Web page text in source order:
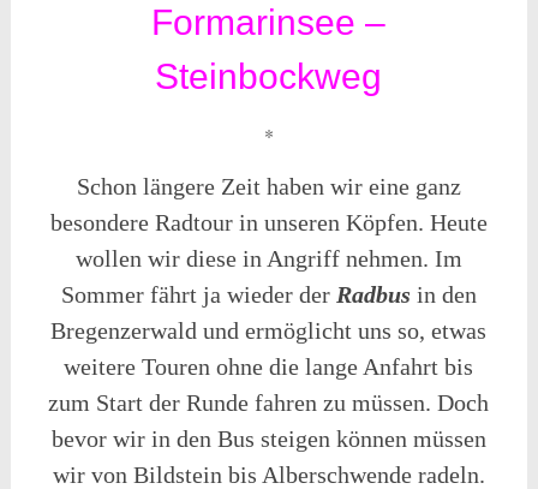
Formarinsee –
Steinbockweg
*
Schon längere Zeit haben wir eine ganz
besondere Radtour in unseren Köpfen. Heute
wollen wir diese in Angriff nehmen. Im
Sommer fährt ja wieder der Radbus in den
Bregenzerwald und ermöglicht uns so, etwas
weitere Touren ohne die lange Anfahrt bis
zum Start der Runde fahren zu müssen. Doch
bevor wir in den Bus steigen können müssen
wir von Bildstein bis Alberschwende radeln.